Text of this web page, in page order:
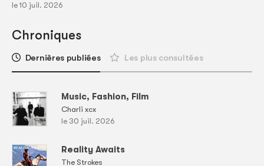
le 10 juil. 2026
Chroniques
Dernières publiées Les plus consultées
Music, Fashion, Film
Charli xcx
le 30 juil. 2026
Reality Awaits
The Strokes